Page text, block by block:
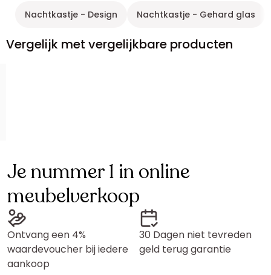
Nachtkastje - Design Nachtkastje - Gehard glas
Vergelijk met vergelijkbare producten
Je nummer 1 in online
meubelverkoop
Ontvang een 4%
waardevoucher bij iedere
aankoop
30 Dagen niet tevreden
geld terug garantie